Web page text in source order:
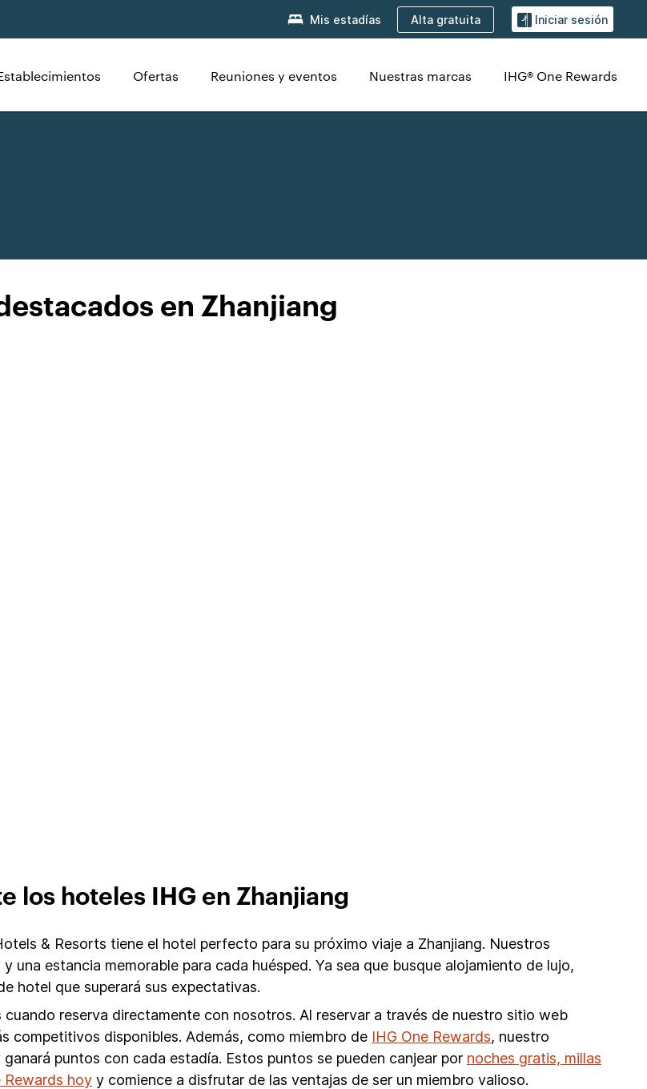
Mis estadías Alta gratuita Iniciar sesión
Ofertas Reuniones y eventos Nuestras marcas IHG® One Rewards
en Zhanjiang
los hoteles IHG en Zhanjiang
& Resorts tiene el hotel perfecto para su próximo viaje a Zhanjiang. Nuestros
una estancia memorable para cada huésped. Ya sea que busque alojamiento de lujo,
hotel que superará sus expectativas.
reserva directamente con nosotros. Al reservar a través de nuestro sitio web
competitivos disponibles. Además, como miembro de IHG One Rewards, nuestro
puntos con cada estadía. Estos puntos se pueden canjear por noches gratis, millas
Rewards hoy y comience a disfrutar de las ventajas de ser un miembro valioso.